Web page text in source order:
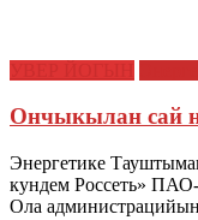
Ончыкылан сай
Энергетике
кундем Россеть»
Ола